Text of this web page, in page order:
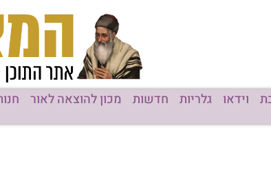
וידאו גלריות חדשות מכון להוצאה לאור